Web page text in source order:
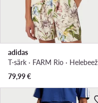
adidas
T-särk · FARM Rio · Helebeež
79,99€